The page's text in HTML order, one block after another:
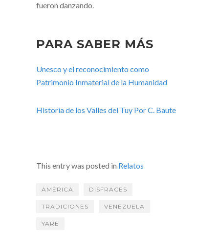
fueron danzando.
PARA SABER MÁS
Unesco y el reconocimiento como
Patrimonio Inmaterial de la Humanidad
Historia de los Valles del Tuy Por C. Baute
This entry was posted in Relatos
AMÉRICA DISFRACES
TRADICIONES VENEZUELA
YARE